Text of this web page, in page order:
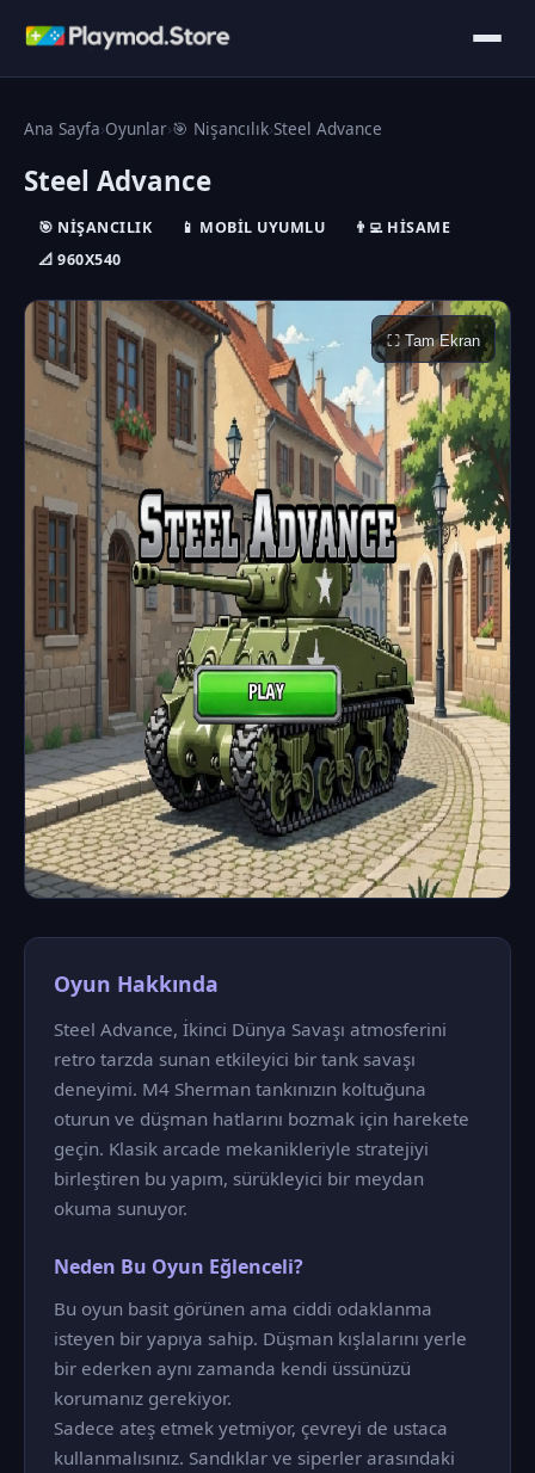
Ana Sayfa›Oyunlar›🎯 Nişancılık›Steel Advance
Steel Advance
🎯 NIŞANCILIK 📱 MOBIL UYUMLU
👨‍💻 HISAME
📐 960X540
⛶ Tam Ekran
Oyun Hakkında
Steel Advance, İkinci Dünya Savaşı atmosferini
retro tarzda sunan etkileyici bir tank savaşı
deneyimi. M4 Sherman tankınızın koltuğuna
oturun ve düşman hatlarını bozmak için harekete
geçin. Klasik arcade mekanikleriyle stratejiyi
birleştiren bu yapım, sürükleyici bir meydan
okuma sunuyor.
Neden Bu Oyun Eğlenceli?
Bu oyun basit görünen ama ciddi odaklanma
isteyen bir yapıya sahip. Düşman kışlalarını yerle
bir ederken aynı zamanda kendi üssünüzü
korumanız gerekiyor.
Sadece ateş etmek yetmiyor, çevreyi de ustaca
kullanmalısınız. Sandıklar ve siperler arasındaki